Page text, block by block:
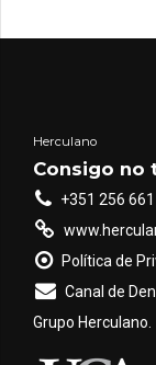
Herculano
Consigo no
+351 256
Política de
Canal de
Grupo Herculano.